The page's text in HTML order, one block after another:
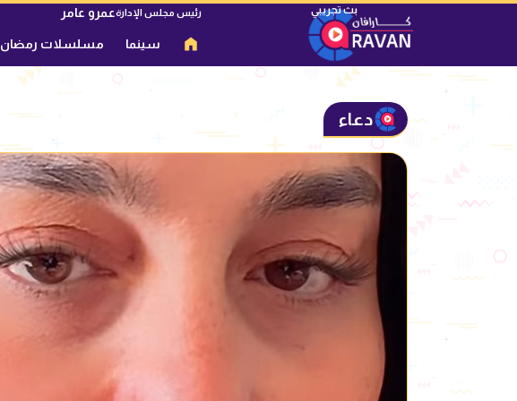
رئيس مجلس الإدارةعمرو عامر
سينما مسلسلات رمضان 2026
دعاء